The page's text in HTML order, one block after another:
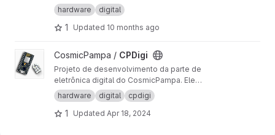
inteligência artificial.
hardware digital
1 Updated 10 months ago
View CPDigi project
CosmicPampa / CPDigi
Projeto de desenvolvimento da parte de
eletrônica digital do CosmicPampa. Ele
engloba os sensores digitais de umidade,
temperatura e GPS e também a comunicação
da saída de sinal da PMT (através do CPAmp)
hardware digital cpdigi
1 Updated Apr 18, 2024